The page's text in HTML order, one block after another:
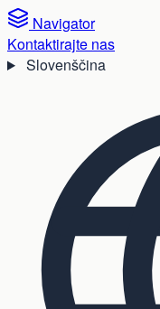
Navigator
Kontaktirajte nas
Slovenščina